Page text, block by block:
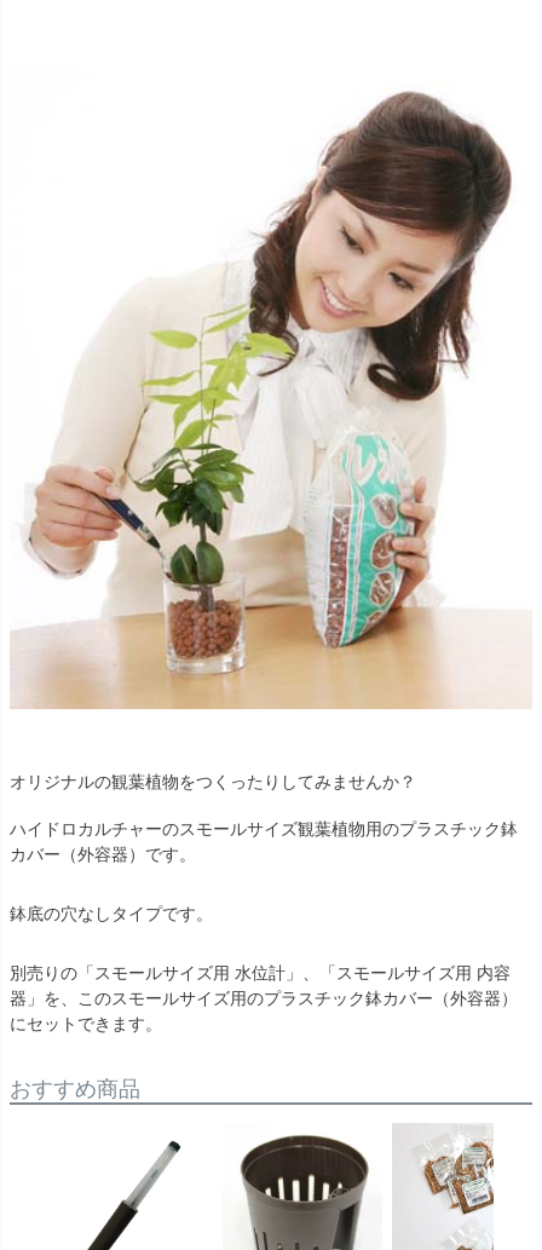
オリジナルの観葉植物をつくったりしてみませんか？
ハイドロカルチャーのスモールサイズ観葉植物用のプラスチック鉢
カバー（外容器）です。
鉢底の穴なしタイプです。
別売りの「スモールサイズ用 水位計」、「スモールサイズ用 内容
器」を、このスモールサイズ用のプラスチック鉢カバー（外容器）
にセットできます。
おすすめ商品